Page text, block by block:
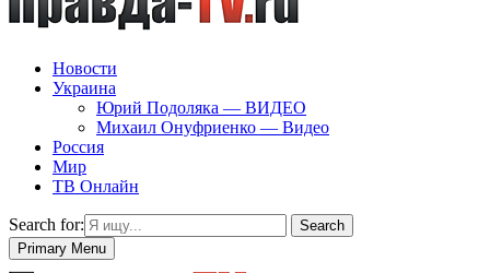
Новости
Украина
Юрий Подоляка — ВИДЕО
Михаил Онуфриенко — Видео
Россия
Мир
ТВ Онлайн
Search for:
Search
Primary Menu